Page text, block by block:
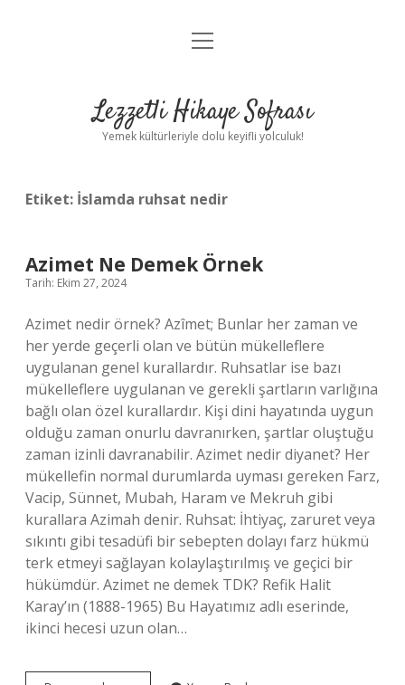
Anasayfa
Yasal Uyarı
menüyü
Lezzetli Hikaye Sofrası
Yemek kültürleriyle dolu keyifli yolculuk!
Etiket: İslamda ruhsat nedir
Azimet Ne Demek Örnek
Tarih: Ekim 27, 2024
Azimet nedir örnek? Azîmet; Bunlar her zaman ve
her yerde geçerli olan ve bütün mükelleflere
uygulanan genel kurallardır. Ruhsatlar ise bazı
mükelleflere uygulanan ve gerekli şartların varlığına
bağlı olan özel kurallardır. Kişi dini hayatında uygun
olduğu zaman onurlu davranırken, şartlar oluştuğu
zaman izinli davranabilir. Azimet nedir diyanet? Her
mükellefin normal durumlarda uyması gereken Farz,
Vacip, Sünnet, Mubah, Haram ve Mekruh gibi
kurallara Azimah denir. Ruhsat: İhtiyaç, zaruret veya
sıkıntı gibi tesadüfi bir sebepten dolayı farz hükmü
terk etmeyi sağlayan kolaylaştırılmış ve geçici bir
hükümdür. Azimet ne demek TDK? Refik Halit
Karay’ın (1888-1965) Bu Hayatımız adlı eserinde,
ikinci hecesi uzun olan…